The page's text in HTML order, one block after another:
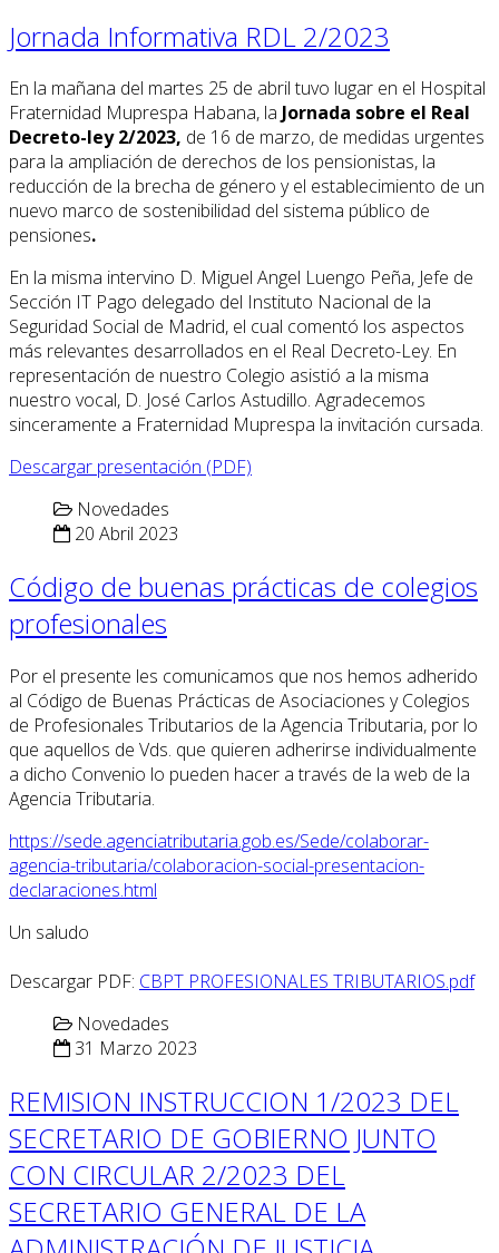
Jornada Informativa RDL 2/2023
En la mañana del martes 25 de abril tuvo lugar en el Hospital
Fraternidad Muprespa Habana, la Jornada sobre el Real
Decreto-ley 2/2023, de 16 de marzo, de medidas urgentes
para la ampliación de derechos de los pensionistas, la
reducción de la brecha de género y el establecimiento de un
nuevo marco de sostenibilidad del sistema público de
pensiones.
En la misma intervino D. Miguel Angel Luengo Peña, Jefe de
Sección IT Pago delegado del Instituto Nacional de la
Seguridad Social de Madrid, el cual comentó los aspectos
más relevantes desarrollados en el Real Decreto-Ley. En
representación de nuestro Colegio asistió a la misma
nuestro vocal, D. José Carlos Astudillo. Agradecemos
sinceramente a Fraternidad Muprespa la invitación cursada.
Descargar presentación (PDF)
Novedades
20 Abril 2023
Código de buenas prácticas de colegios
profesionales
Por el presente les comunicamos que nos hemos adherido
al Código de Buenas Prácticas de Asociaciones y Colegios
de Profesionales Tributarios de la Agencia Tributaria, por lo
que aquellos de Vds. que quieren adherirse individualmente
a dicho Convenio lo pueden hacer a través de la web de la
Agencia Tributaria.
https://sede.agenciatributaria.gob.es/Sede/colaborar-
agencia-tributaria/colaboracion-social-presentacion-
declaraciones.html
Un saludo
Descargar PDF: CBPT PROFESIONALES TRIBUTARIOS.pdf
Novedades
31 Marzo 2023
REMISION INSTRUCCION 1/2023 DEL
SECRETARIO DE GOBIERNO JUNTO
CON CIRCULAR 2/2023 DEL
SECRETARIO GENERAL DE LA